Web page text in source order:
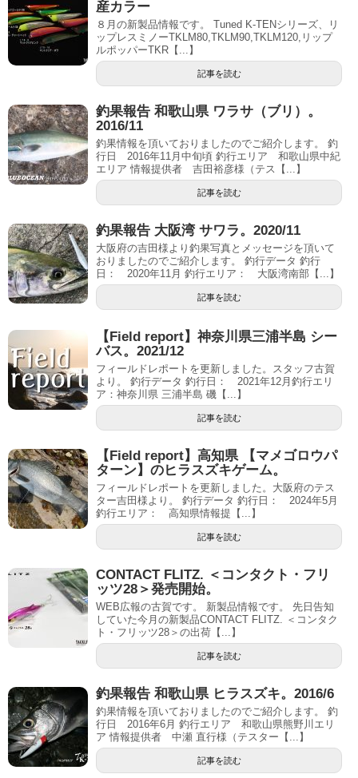
産カラー
８月の新製品情報です。 Tuned K-TENシリーズ、リ
ップレスミノーTKLM80,TKLM90,TKLM120,リップ
ルポッパーTKR【...】
記事を読む
釣果報告 和歌山県 ワラサ（ブリ）。
2016/11
釣果情報を頂いておりましたのでご紹介します。 釣
行日 2016年11月中旬頃 釣行エリア 和歌山県中紀
エリア 情報提供者 吉田裕彦様（テス【...】
記事を読む
釣果報告 大阪湾 サワラ。2020/11
大阪府の吉田様より釣果写真とメッセージを頂いて
おりましたのでご紹介します。 釣行データ 釣行
日： 2020年11月 釣行エリア： 大阪湾南部【...】
記事を読む
【Field report】神奈川県三浦半島 シー
バス。2021/12
フィールドレポートを更新しました。スタッフ古賀
より。 釣行データ 釣行日： 2021年12月釣行エリ
ア：神奈川県 三浦半島 磯【...】
記事を読む
【Field report】高知県 【マメゴロウパ
ターン】のヒラスズキゲーム。
フィールドレポートを更新しました。大阪府のテス
ター吉田様より。 釣行データ 釣行日： 2024年5月
釣行エリア： 高知県情報提【...】
記事を読む
CONTACT FLITZ. ＜コンタクト・フリ
ッツ28＞発売開始。
WEB広報の古賀です。 新製品情報です。 先日告知
していた今月の新製品CONTACT FLITZ. ＜コンタク
ト・フリッツ28＞の出荷【...】
記事を読む
釣果報告 和歌山県 ヒラスズキ。2016/6
釣果情報を頂いておりましたのでご紹介します。 釣
行日 2016年6月 釣行エリア 和歌山県熊野川エリ
ア 情報提供者 中瀬 直行様（テスター【...】
記事を読む